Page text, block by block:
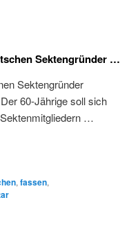
Sektengründer …
Sektengründer
60-Jährige soll sich
…
, fassen,